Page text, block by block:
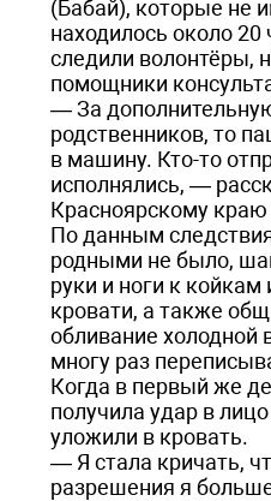
(Бабай), которые не
находилось около
следили волонтёры,
помощники
— За
родственников, то
в машину. Кто-то
исполнялись, —
Красноярскому
По данным
родными не было,
руки и ноги к
кровати, а также
обливание холодной
многу раз
Когда в первый же
получила удар в
уложили в кровать.
— Я стала кричать,
разрешения я